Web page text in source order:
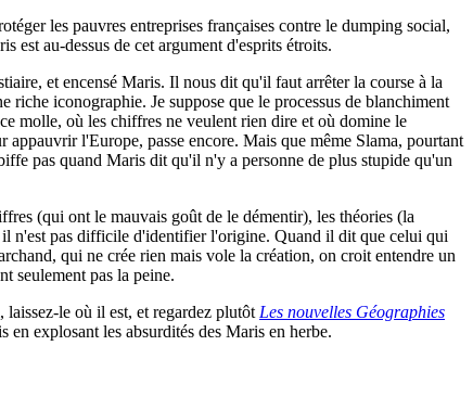
les pauvres entreprises françaises contre le dumping social,
est au-dessus de cet argument d'esprits étroits.
et encensé Maris. Il nous dit qu'il faut arrêter la course à la
iconographie. Je suppose que le processus de blanchiment
molle, où les chiffres ne veulent rien dire et où domine le
l'Europe, passe encore. Mais que même Slama, pourtant
pas quand Maris dit qu'il n'y a personne de plus stupide qu'un
(qui ont le mauvais goût de le démentir), les théories (la
il n'est pas difficile d'identifier l'origine. Quand il dit que celui qui
qui ne crée rien mais vole la création, on croit entendre un
seulement pas la peine.
le où il est, et regardez plutôt Les nouvelles Géographies
explosant les absurdités des Maris en herbe.